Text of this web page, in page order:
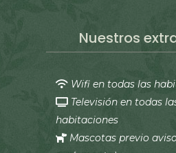
Nuestros
Wifi en todas las
Televisión en todas
habitaciones
Mascotas previo